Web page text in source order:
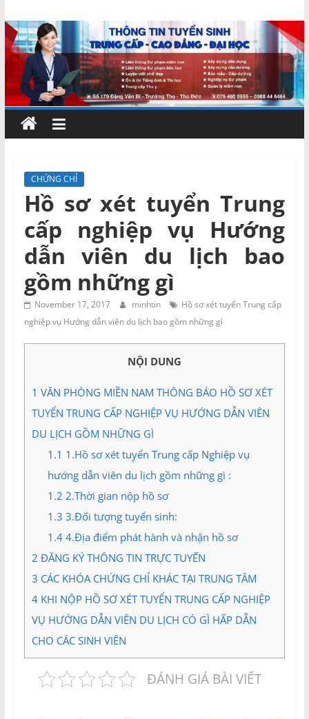
to
content
Chứng
chỉ
ngắn
hạn
–
MIENNAM
Education
Đào
tạo
và
Tư
vấn
CHỨNG CHỈ
Hồ sơ xét tuyển Trung
cấp nghiệp vụ Hướng
dẫn viên du lịch bao
gồm những gì
November 17, 2017 minhtin
Hồ sơ xét tuyển Trung cấp
nghiệp vụ Hướng dẫn viên du lịch bao gồm những gì
NỘI DUNG
1 VĂN PHÒNG MIỀN NAM THÔNG BÁO HỒ SƠ XÉT
TUYỂN TRUNG CẤP NGHIỆP VỤ HƯỚNG DẪN VIÊN
DU LỊCH GỒM NHỮNG GÌ
1.1 1.Hồ sơ xét tuyển Trung cấp Nghiệp vụ
hướng dẫn viên du lịch gồm những gì :
1.2 2.Thời gian nộp hồ sơ
1.3 3.Đối tượng tuyển sinh:
1.44.Địa điểm phát hành và nhận hồ sơ
2 ĐĂNG KÝ THÔNG TIN TRỰC TUYẾN
3 CÁC KHÓA CHỨNG CHỈ KHÁC TẠI TRUNG TÂM
4KHI NỘP HỒ SƠ XÉT TUYỂN TRUNG CẤP NGHIỆP
VỤ HƯỚNG DẪN VIÊN DU LỊCH CÓ GÌ HẤP DẪN
CHO CÁC SINH VIÊN
ĐÁNH GIÁ BÀI VIẾT